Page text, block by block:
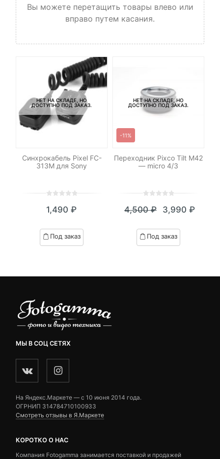
Вы можете перетащить товары влево или
вправо путем касания.
НЕТ НА СКЛАДЕ, НО
ДОСТУПНО ПОД ЗАКАЗ.
Синхрокабель Pixel FC-
313M для Sony
out
based
on
1,490 ₽
Под заказ
НЕТ НА СКЛАДЕ, НО
ДОСТУПНО ПОД ЗАКАЗ.
-11%
Переходник Pixco Tilt M42
— micro 4/3
out
based
on
4,500₽
цена
составляла
3,990 ₽
Текущая
цена:
3,990 ₽.
Под заказ
МЫ В СОЦ СЕТЯХ
На Яндекс.Маркете — c 10 июня 2014 года.
ОГРНИП 314784710100933
Смотреть отзывы в Я.Маркете
КОРОТКО О НАС
Компания Fotogamma занимается поставкой и продажей